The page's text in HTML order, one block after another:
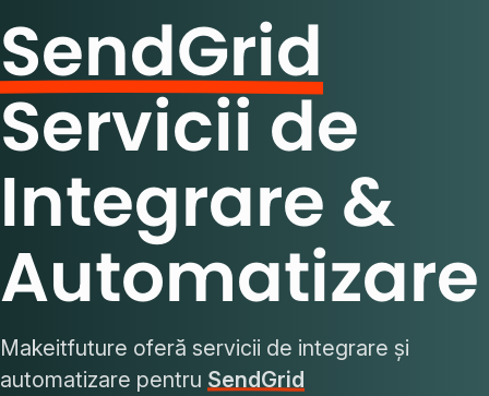
SendGrid
Servicii de
Integrare &
Automatizare
Makeitfuture oferă servicii de integrare și
automatizare pentru SendGrid